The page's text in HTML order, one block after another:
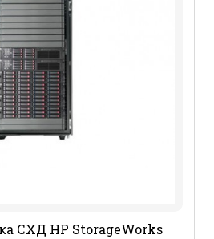
СХД HP StorageWorks